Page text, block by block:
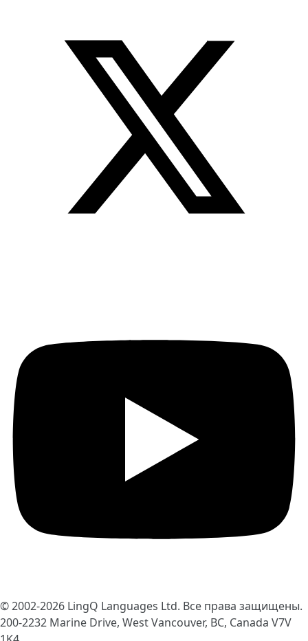
© 2002-2026 LingQ Languages Ltd. Все права защищены.
200-2232 Marine Drive, West Vancouver, BC, Canada V7V